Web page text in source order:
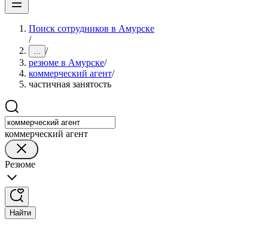
Поиск сотрудников в Амурске
/
... /
резюме в Амурске/
коммерческий агент/
частичная занятость
коммерческий агент
Резюме
Найти